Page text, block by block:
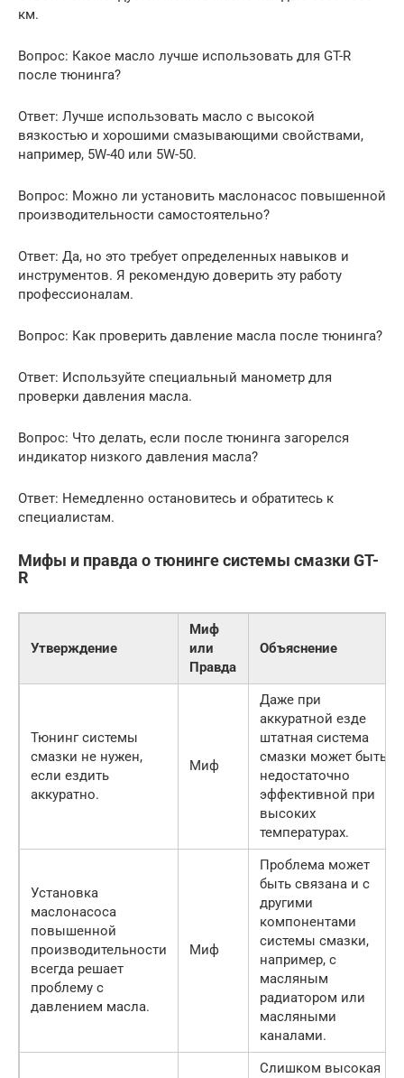
км.
Вопрос: Какое масло лучше использовать для GT-R
после тюнинга?
Ответ: Лучше использовать масло с высокой
вязкостью и хорошими смазывающими свойствами,
например, 5W-40 или 5W-50.
Вопрос: Можно ли установить маслонасос повышенной
производительности самостоятельно?
Ответ: Да, но это требует определенных навыков и
инструментов. Я рекомендую доверить эту работу
профессионалам.
Вопрос: Как проверить давление масла после тюнинга?
Ответ: Используйте специальный манометр для
проверки давления масла.
Вопрос: Что делать, если после тюнинга загорелся
индикатор низкого давления масла?
Ответ: Немедленно остановитесь и обратитесь к
специалистам.
Мифы и правда о тюнинге системы смазки GT-
R
Утверждение
Миф
или
Правда
Объяснение
Тюнинг системы
смазки не нужен,
если ездить
аккуратно.
Миф
Даже при
аккуратной езде
штатная система
смазки может быть
недостаточно
эффективной при
высоких
температурах.
Установка
маслонасоса
повышенной
производительности
всегда решает
проблему с
давлением масла.
Миф
Проблема может
быть связана и с
другими
компонентами
системы смазки,
например, с
масляным
радиатором или
масляными
каналами.
Слишком высокая